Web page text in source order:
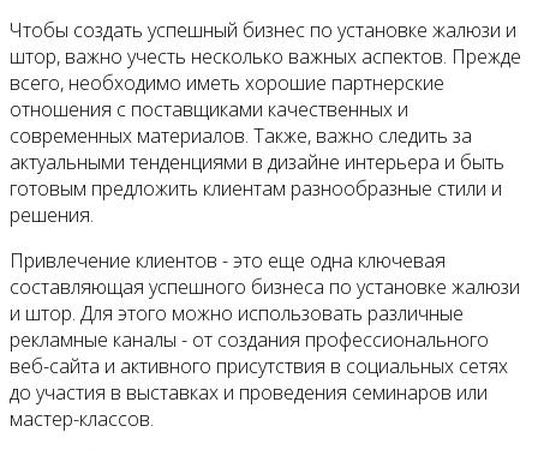
Чтобы создать успешный бизнес по установке жалюзи и
штор, важно учесть несколько важных аспектов. Прежде
всего, необходимо иметь хорошие партнерские
отношения с поставщиками качественных и
современных материалов. Также, важно следить за
актуальными тенденциями в дизайне интерьера и быть
готовым предложить клиентам разнообразные стили и
решения.
Привлечение клиентов - это еще одна ключевая
составляющая успешного бизнеса по установке жалюзи
и штор. Для этого можно использовать различные
рекламные каналы - от создания профессионального
веб-сайта и активного присутствия в социальных сетях
до участия в выставках и проведения семинаров или
мастер-классов.